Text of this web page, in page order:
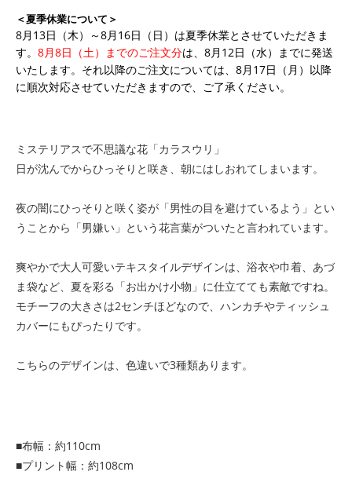
＜夏季休業について＞
8月13日（木）～8月16日（日）は夏季休業とさせていただきま
す。 8月8日（土）までのご注文分は、8月12日（水）までに発送
いたします。それ以降のご注文については、8月17日（月）以降
に順次対応させていただきますので、ご了承ください。
ミステリアスで不思議な花「カラスウリ」
日が沈んでからひっそりと咲き、朝にはしおれてしまいます。
夜の闇にひっそりと咲く姿が「男性の目を避けているよう」とい
うことから「男嫌い」という花言葉がついたと言われています。
爽やかで大人可愛いテキスタイルデザインは、浴衣や巾着、あづ
ま袋など、夏を彩る「お出かけ小物」に仕立てても素敵ですね。
モチーフの大きさは2センチほどなので、ハンカチやティッシュ
カバーにもぴったりです。
こちらのデザインは、色違いで3種類あります。
■布幅：約110cm
■プリント幅：約108cm